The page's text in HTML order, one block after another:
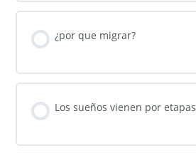
¿por que migrar?
Los sueños vienen por etapas